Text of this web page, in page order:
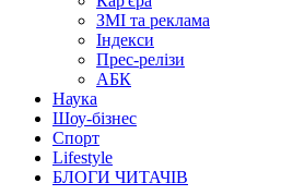
ЗМІ та реклама
Індекси
Прес-релізи
АБК
Наука
Шоу-бізнес
Спорт
Lifestyle
БЛОГИ ЧИТАЧІВ